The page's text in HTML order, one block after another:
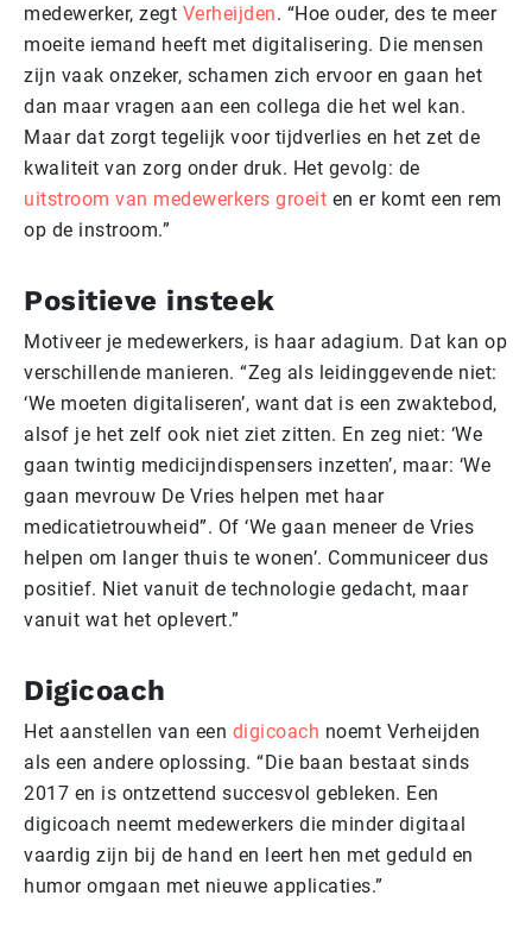
medewerker, zegt Verheijden. “Hoe ouder, des te meer
moeite iemand heeft met digitalisering. Die mensen
zijn vaak onzeker, schamen zich ervoor en gaan het
dan maar vragen aan een collega die het wel kan.
Maar dat zorgt tegelijk voor tijdverlies en het zet de
kwaliteit van zorg onder druk. Het gevolg: de
uitstroom van medewerkers groeit en er komt een rem
op de instroom.”
Positieve insteek
Motiveer je medewerkers, is haar adagium. Dat kan op
verschillende manieren. “Zeg als leidinggevende niet:
‘We moeten digitaliseren’, want dat is een zwaktebod,
alsof je het zelf ook niet ziet zitten. En zeg niet: ‘We
gaan twintig medicijndispensers inzetten’, maar: ‘We
gaan mevrouw De Vries helpen met haar
medicatietrouwheid”. Of ‘We gaan meneer de Vries
helpen om langer thuis te wonen’. Communiceer dus
positief. Niet vanuit de technologie gedacht, maar
vanuit wat het oplevert.”
Digicoach
Het aanstellen van een digicoach noemt Verheijden
als een andere oplossing. “Die baan bestaat sinds
2017 en is ontzettend succesvol gebleken. Een
digicoach neemt medewerkers die minder digitaal
vaardig zijn bij de hand en leert hen met geduld en
humor omgaan met nieuwe applicaties.”